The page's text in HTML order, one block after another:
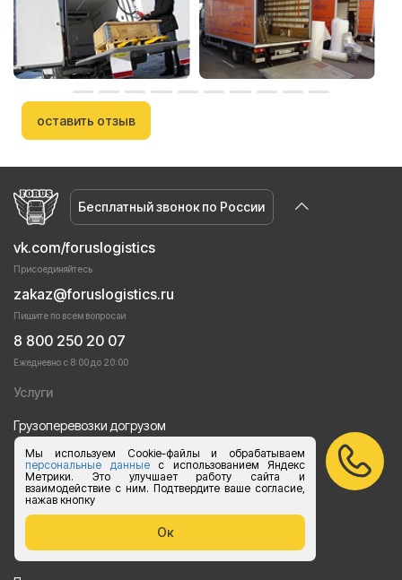
Мы используем Cookie-файлы и обрабатываем
персональные данныес использованием Яндекс
Метрики. Это улучшает работу сайта и
взаимодействие с ним. Подтвердите ваше согласие,
нажав кнопку
Ок
оставить отзыв
Бесплатный звонок по России
vk.com/foruslogistics
Присоединяйтесь
zakaz@foruslogistics.ru
Пишите по всем вопросаи
8 800 250 20 07
Ежедневно с 8:00 до 20:00
Услуги
Грузоперевозки догрузом
Перевозки груза автотранспортом
Перевозки строительных материалов
Перевозка оборудования
Перевозка продуктов питания